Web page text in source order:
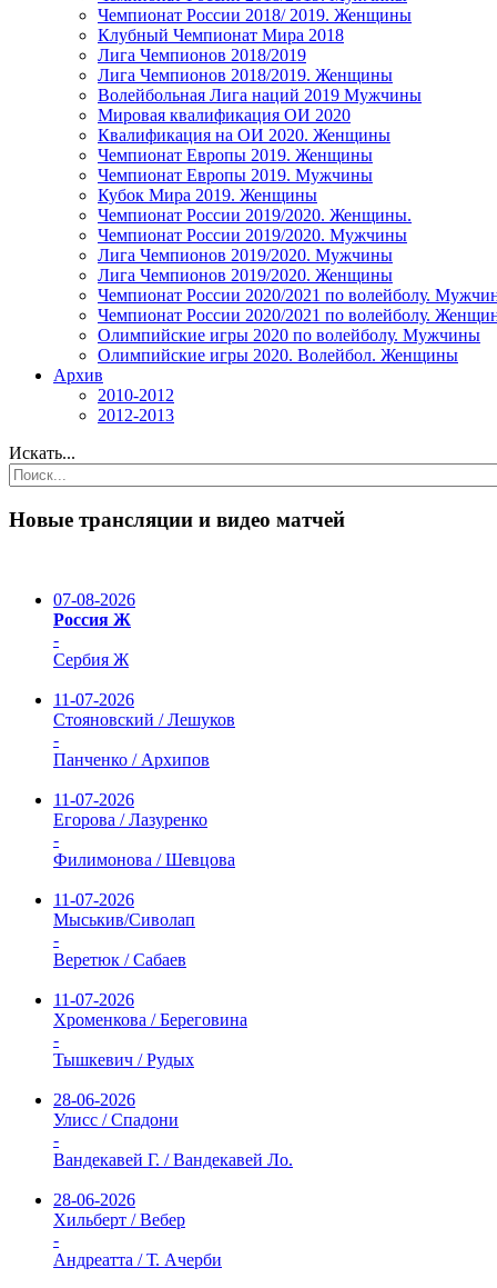
Чемпионат России 2018/ 2019. Женщины
Клубный Чемпионат Мира 2018
Лига Чемпионов 2018/2019
Лига Чемпионов 2018/2019. Женщины
Волейбольная Лига наций 2019 Мужчины
Мировая квалификация ОИ 2020
Квалификация на ОИ 2020. Женщины
Чемпионат Европы 2019. Женщины
Чемпионат Европы 2019. Мужчины
Кубок Мира 2019. Женщины
Чемпионат России 2019/2020. Женщины.
Чемпионат России 2019/2020. Мужчины
Лига Чемпионов 2019/2020. Мужчины
Лига Чемпионов 2019/2020. Женщины
Чемпионат России 2020/2021 по волейболу.
Чемпионат России 2020/2021 по волейболу.
Олимпийские игры 2020 по волейболу. Мужчины
Олимпийские игры 2020. Волейбол. Женщины
Архив
2010-2012
2012-2013
Искать...
Новые трансляции и видео матчей
07-08-2026
Россия Ж
-
Сербия Ж
11-07-2026
Стояновский / Лешуков
-
Панченко / Архипов
11-07-2026
Егорова / Лазуренко
-
Филимонова / Шевцова
11-07-2026
Мыськив/Сиволап
-
Веретюк / Сабаев
11-07-2026
Хроменкова / Береговина
-
Тышкевич / Рудых
28-06-2026
Улисс / Спадони
-
Вандекавей Г. / Вандекавей Ло.
28-06-2026
Хильберт / Вебер
-
Андреатта / Т. Ачерби